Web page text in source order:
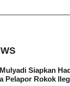
Siapkan
Pelapor Rokok